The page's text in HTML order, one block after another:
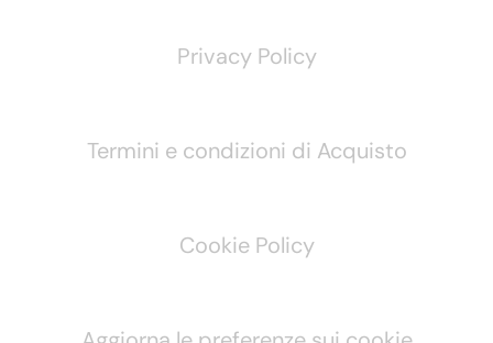
Privacy Policy
Termini e condizioni di Acquisto
Cookie Policy